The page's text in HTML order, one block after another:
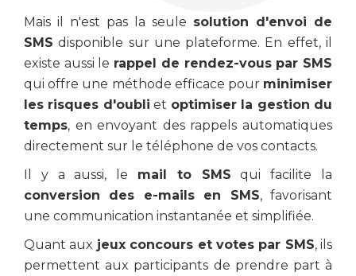
Mais il n'est pas la seule solution d'envoi de
SMS disponible sur une plateforme. En effet, il
existe aussi le rappel de rendez-vous par SMS
qui offre une méthode efficace pour minimiser
les risques d'oubli et optimiser la gestion du
temps, en envoyant des rappels automatiques
directement sur le téléphone de vos contacts.
Il y a aussi, le mail to SMS qui facilite la
conversion des e-mails en SMS, favorisant
une communication instantanée et simplifiée.
Quant aux jeux concours et votes par SMS, ils
permettent aux participants de prendre part à